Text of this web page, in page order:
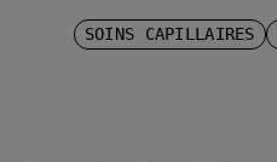
SOINS CAPILLAIRES